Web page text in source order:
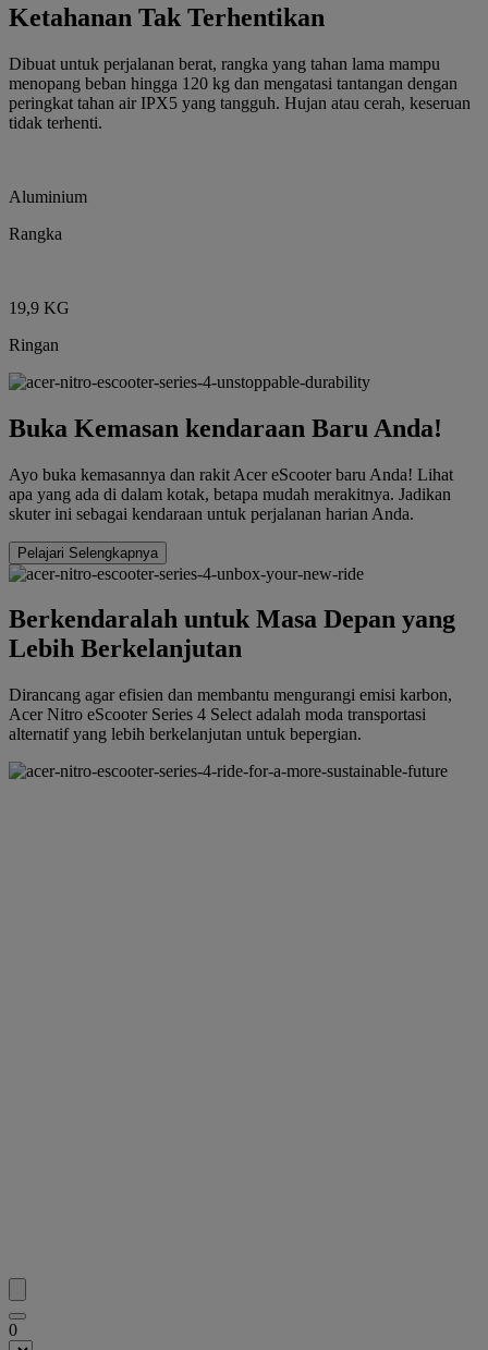
Ketahanan Tak Terhentikan
Dibuat untuk perjalanan berat, rangka yang tahan lama mampu
menopang beban hingga 120 kg dan mengatasi tantangan dengan
peringkat tahan air IPX5 yang tangguh. Hujan atau cerah, keseruan
tidak terhenti.
Aluminium
Rangka
19,9 KG
Ringan
Buka Kemasan kendaraan Baru Anda!
Ayo buka kemasannya dan rakit Acer eScooter baru Anda! Lihat
apa yang ada di dalam kotak, betapa mudah merakitnya. Jadikan
skuter ini sebagai kendaraan untuk perjalanan harian Anda.
Pelajari Selengkapnya
Berkendaralah untuk Masa Depan yang
Lebih Berkelanjutan
Dirancang agar efisien dan membantu mengurangi emisi karbon,
Acer Nitro eScooter Series 4 Select adalah moda transportasi
alternatif yang lebih berkelanjutan untuk bepergian.
0